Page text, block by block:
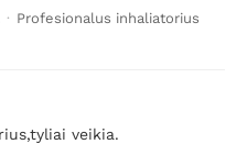
· Profesionalus inhaliatorius
veikia.